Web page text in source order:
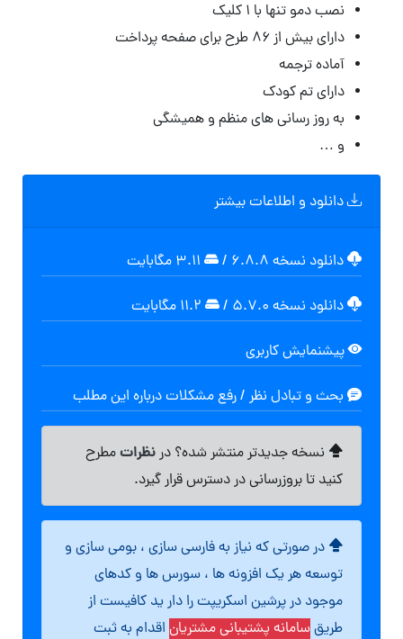
نصب دمو تنها با ۱ کلیک
دارای بیش از ۸۶ طرح برای صفحه پرداخت
آماده ترجمه
دارای تم کودک
به روز رسانی های منظم و همیشگی
و …
دانلود و اطلاعات بیشتر
دانلود نسخه ۶.۸.۸ /
دانلود نسخه ۵.۷.۰ /
پیشنمایش کاربری
بحث و تبادل نظر / رفع مشکلات درباره این مطلب
نسخه جدیدتر منتشر شده؟ درنظراتمطرح
کنید تا بروزرسانی در دسترس قرار گیرد.
در صورتی که نیاز به فارسی سازی ، بومی سازی و
توسعه هر یک افزونه ها ، سورس ها و کدهای
موجود در پرشین اسکریپت را دار ید کافیست از
طریقسامانه پشتیبانی مشتریان اقدام به ثبت